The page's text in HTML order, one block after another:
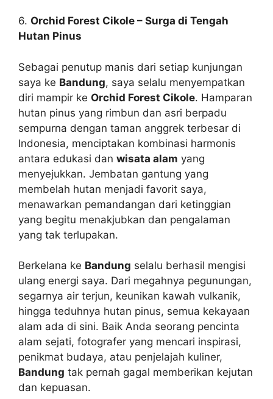
6. Orchid Forest Cikole – Surga di Tengah
Hutan Pinus
Sebagai penutup manis dari setiap kunjungan
saya ke Bandung, saya selalu menyempatkan
diri mampir ke Orchid Forest Cikole. Hamparan
hutan pinus yang rimbun dan asri berpadu
sempurna dengan taman anggrek terbesar di
Indonesia, menciptakan kombinasi harmonis
antara edukasi dan wisata alam yang
menyejukkan. Jembatan gantung yang
membelah hutan menjadi favorit saya,
menawarkan pemandangan dari ketinggian
yang begitu menakjubkan dan pengalaman
yang tak terlupakan.
Berkelana ke Bandung selalu berhasil mengisi
ulang energi saya. Dari megahnya pegunungan,
segarnya air terjun, keunikan kawah vulkanik,
hingga teduhnya hutan pinus, semua kekayaan
alam ada di sini. Baik Anda seorang pencinta
alam sejati, fotografer yang mencari inspirasi,
penikmat budaya, atau penjelajah kuliner,
Bandung tak pernah gagal memberikan kejutan
dan kepuasan.